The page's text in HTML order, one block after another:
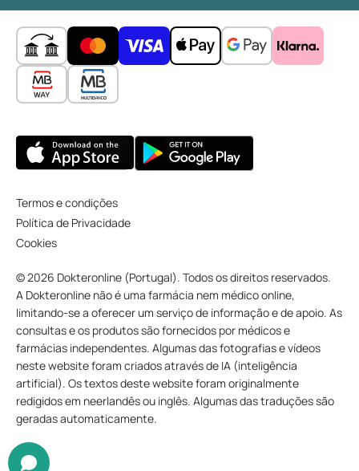
Termos e condições
Política de Privacidade
Cookies
© 2026 Dokteronline (Portugal). Todos os direitos reservados.
A Dokteronline não é uma farmácia nem médico online,
limitando-se a oferecer um serviço de informação e de apoio. As
consultas e os produtos são fornecidos por médicos e
farmácias independentes. Algumas das fotografias e vídeos
neste website foram criados através de IA (inteligência
artificial). Os textos deste website foram originalmente
redigidos em neerlandês ou inglês. Algumas das traduções são
geradas automaticamente.